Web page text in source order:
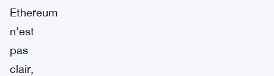
Ethereum
n’est
pas
clair,